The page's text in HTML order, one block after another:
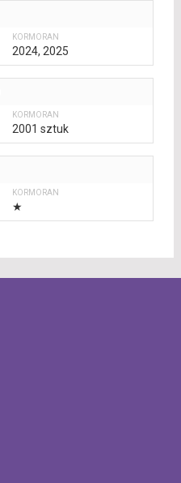
2024, 2025
2001 sztuk
★